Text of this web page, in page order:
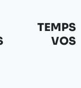
VOS